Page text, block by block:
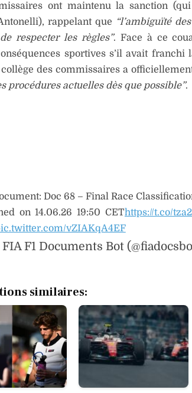
ont maintenu la sanction
rappelant que “l’ambiguïté
respecter les règles”. Face à ce
sportives s’il avait franchi
des commissaires a
procédures actuelles dès que possible”.
Doc 68 – Final Race
on 14.06.26 19:50 CEThttps://t.co/
vZIAKqA4EF
F1 Documents Bot
similaires: